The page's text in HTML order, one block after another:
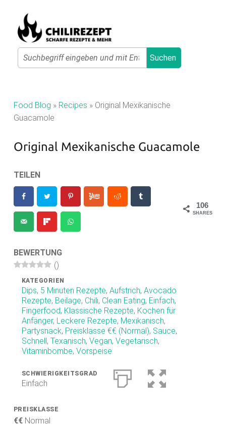
Search
Suchen
I
L
R
Z
E
P
T
D
E
F
O
O
D
B
O
Scharfe Rezepte und mehr | Chilirezept.de
Food Blog » Recipes » Original Mexikanische
Guacamole
Original Mexikanische Guacamole
TEILEN
106
SHARES
BEWERTUNG
()
KATEGORIEN
Dips, 5 Minuten Rezepte, Aufstrich, Avocado
Rezepte, Beilage, Chili, Clean Eating, Einfach,
Fingerfood, Klassische Rezepte, Kochen für
Anfänger, Leckere Rezepte, Mexikanisch,
Partysnack, Preisklasse €€ (Normal), Sauce,
Schnell, Texanisch, Vegan, Vegetarisch,
Vitaminbombe, Vorspeise
SCHWIERIGKEITSGRAD
Einfach
PREISKLASSE
€€Normal